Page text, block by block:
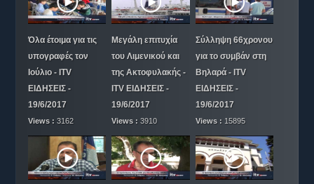
Όλα έτοιμα για τις
υπογραφές τον
Ιούλιο - ITV
ΕΙΔΗΣΕΙΣ -
19/6/2017
Views : 3162
Μεγάλη επιτυχία
του Λιμενικού και
της Ακτοφυλακής -
ITV ΕΙΔΗΣΕΙΣ -
19/6/2017
Views :3910
Σύλληψη 66χρονου
για το συμβάν στη
Βηλαρά - ITV
ΕΙΔΗΣΕΙΣ -
19/6/2017
Views : 15895